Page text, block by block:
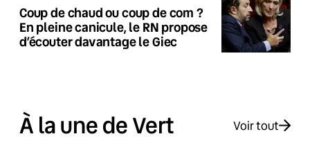
Coup de chaud ou coup de com ?
En pleine canicule, le RN propose
d’écouter davantage le Giec
À la une de Vert Voir tout